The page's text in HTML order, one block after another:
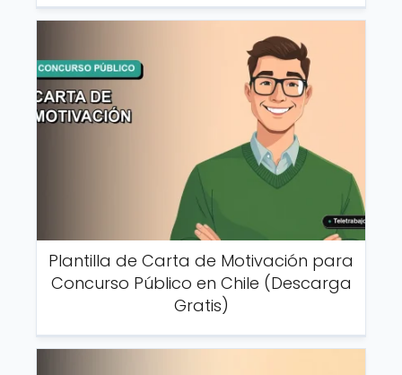
Plantilla de Carta de Motivación para
Concurso Público en Chile (Descarga
Gratis)